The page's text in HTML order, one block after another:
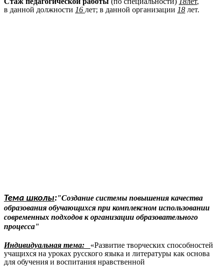
в данной должности 16 лет; в данной организации 18 лет.
Тема школы:"Создание системы повышения качества
образования обучающихся при комплексном использовании
современных подходов к организации образовательного
процесса"
Индивидуальная тема: «Развитие творческих способностей
учащихся на уроках русского языка и литературы как основа
для обучения и воспитания нравственной